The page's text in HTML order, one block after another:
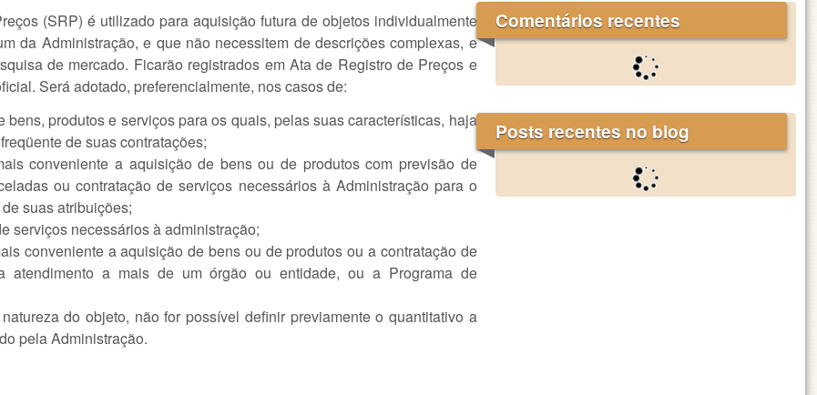
(SRP) é utilizado para aquisição futura de objetos individualmente
da Administração, e que não necessitem de descrições complexas, e
de mercado. Ficarão registrados em Ata de Registro de Preços e
Será adotado, preferencialmente, nos casos de:
bens, produtos e serviços para os quais, pelas suas características, haja
de suas contratações;
conveniente a aquisição de bens ou de produtos com previsão de
ou contratação de serviços necessários à Administração para o
suas atribuições;
serviços necessários à administração;
conveniente a aquisição de bens ou de produtos ou a contratação de
atendimento a mais de um órgão ou entidade, ou a Programa de
do objeto, não for possível definir previamente o quantitativo a
pela Administração.
Comentários recentes
Posts recentes no blog